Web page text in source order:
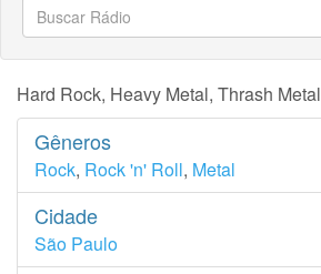
Hard Rock, Heavy Metal, Thrash Metal
Gêneros
Rock, Rock 'n' Roll, Metal
Cidade
São Paulo